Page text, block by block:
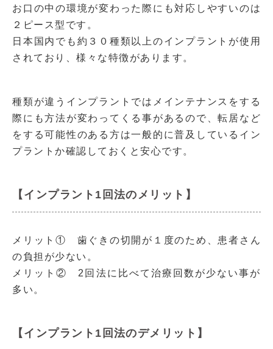
お口の中の環境が変わった際にも対応しやすいのは
２ピース型です。
日本国内でも約３０種類以上のインプラントが使用
されており、様々な特徴があります。
種類が違うインプラントではメインテナンスをする
際にも方法が変わってくる事があるので、転居など
をする可能性のある方は一般的に普及しているイン
プラントか確認しておくと安心です。
【インプラント1回法のメリット】
メリット① 歯ぐきの切開が１度のため、患者さん
の負担が少ない。
メリット② 2回法に比べて治療回数が少ない事が
多い。
【インプラント1回法のデメリット】